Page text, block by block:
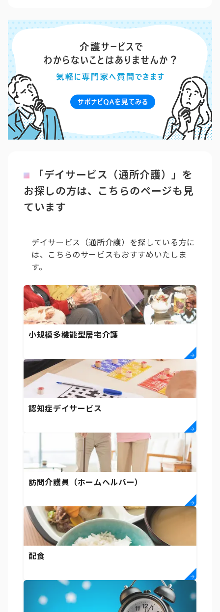
「デイサービス（通所介護）」を
お探しの方は、こちらのページも見
ています
デイサービス（通所介護）を探している方に
は、こちらのサービスもおすすめいたしま
す。
小規模多機能型居宅介護
認知症デイサービス
訪問介護員（ホームヘルパー）
配食